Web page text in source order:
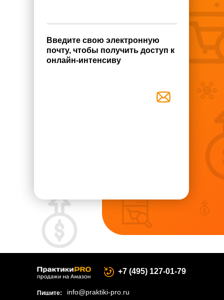
Введите свою электронную
почту, чтобы получить доступ к
онлайн-интенсиву
+7 (495) 127-01-79
info@praktiki-pro.ru
Пишите: